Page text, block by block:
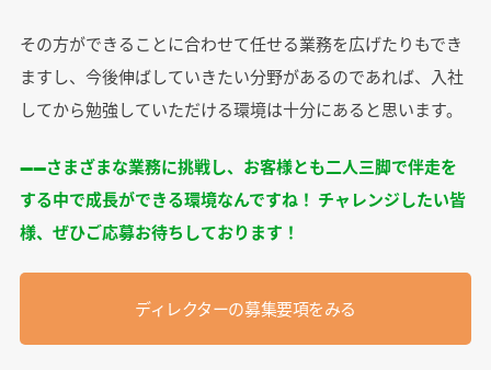
その方ができることに合わせて任せる業務を広げたりもでき
ますし、今後伸ばしていきたい分野があるのであれば、入社
してから勉強していただける環境は十分にあると思います。
――さまざまな業務に挑戦し、お客様とも二人三脚で伴走を
する中で成長ができる環境なんですね！ チャレンジしたい皆
様、ぜひご応募お待ちしております！
ディレクターの募集要項をみる